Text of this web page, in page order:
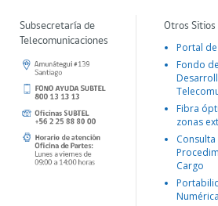
Subsecretaría de
Telecomunicaciones
Otros
Portal
Fondo
Fibra
zonas
Consulta
Cargo